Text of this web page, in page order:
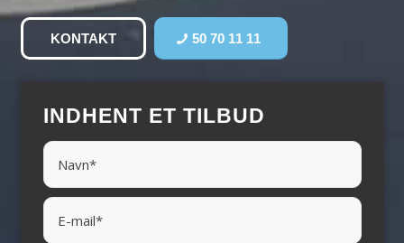
KONTAKT 50 70 11 11
INDHENT ET TILBUD